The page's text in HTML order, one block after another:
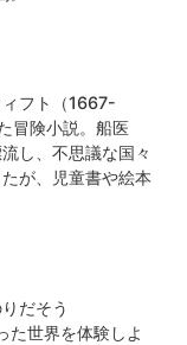
フト（1667-
冒険小説。船医
し、不思議な国々
が、児童書や絵本
だそう
世界を体験しよ